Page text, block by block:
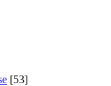
[53]